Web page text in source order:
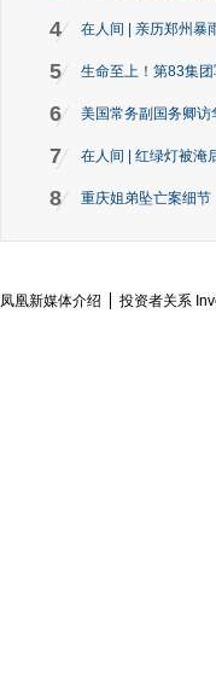
4 在人间 | 亲历郑州暴
5 生命至上！第83集
6 美国常务副国务卿访
7 在人间 | 红绿灯被淹
8 重庆姐弟坠亡案细
凤凰新媒体介绍 投资者关系